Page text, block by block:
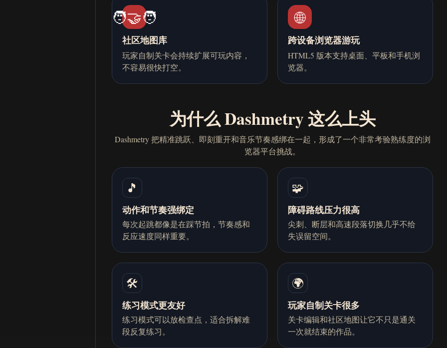
🧑‍🤝‍🧑
社区地图库
玩家自制关卡会持续扩展可玩内容，
不容易很快打空。
🌐
跨设备浏览器游玩
HTML5 版本支持桌面、平板和手机浏
览器。
为什么 Dashmetry 这么上头
Dashmetry 把精准跳跃、即刻重开和音乐节奏感绑在一起，形成了一个非常考验熟练度的浏
览器平台挑战。
🎵
动作和节奏强绑定
每次起跳都像是在踩节拍，节奏感和
反应速度同样重要。
🧩
障碍路线压力很高
尖刺、断层和高速段落切换几乎不给
失误留空间。
🛠️
练习模式更友好
练习模式可以放检查点，适合拆解难
段反复练习。
🌍
玩家自制关卡很多
关卡编辑和社区地图让它不只是通关
一次就结束的作品。